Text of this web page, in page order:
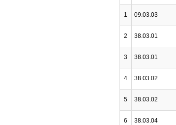
1 09.03.03
2 38.03.01
3 38.03.01
4 38.03.02
5 38.03.02
6 38.03.04